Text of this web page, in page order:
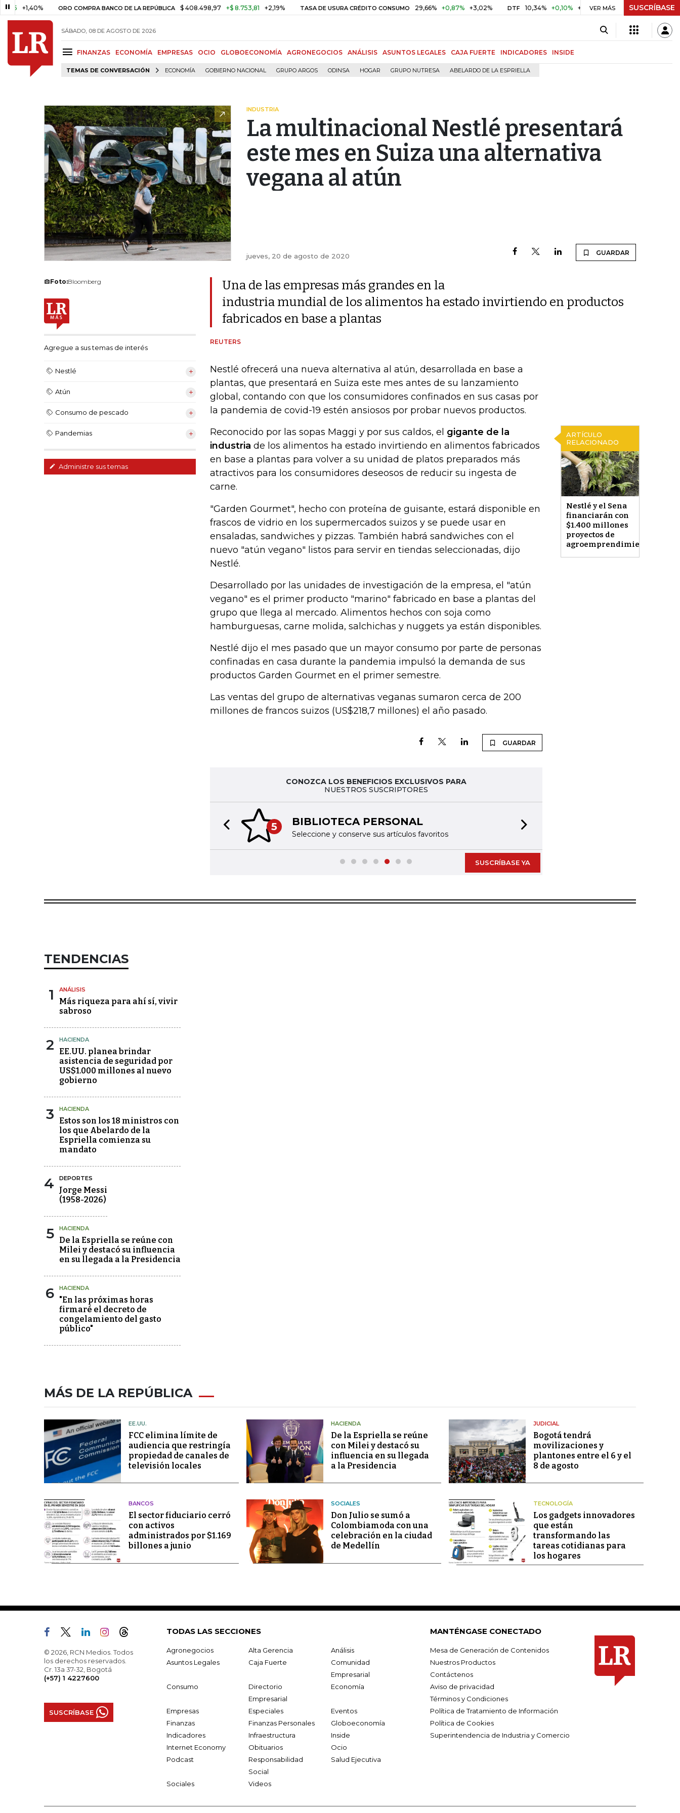
ORO COMPRA BANCO DE LA REPÚBLICA $ 408.498,97 +$ 8.753,81 +2,19% TASA DE USURA CRÉDITO CONSUMO 29,66% +0,87% +3,02% DTF 10,34% +0,10% +0,98% UVR $ 416,96 +$ 0,05
VER MÁS SUSCRÍBASE
SÁBADO, 08 DE AGOSTO DE 2026
FINANZAS ECONOMÍA EMPRESAS OCIO GLOBOECONOMÍA AGRONEGOCIOS ANÁLISIS ASUNTOS LEGALES CAJA FUERTE INDICADORES INSIDE
TEMAS DE CONVERSACIÓN ECONOMÍA GOBIERNO NACIONAL GRUPO ARGOS ODINSA HOGAR GRUPO NUTRESA ABELARDO DE LA ESPRIELLA
INDUSTRIA
La multinacional Nestlé presentará
este mes en Suiza una alternativa
vegana al atún
jueves, 20 de agosto de 2020 GUARDAR
Foto:Bloomberg
Agregue a sus temas de interés
Nestlé
Atún
Consumo de pescado
Pandemias
Administre sus temas
Una de las empresas más grandes en la
industria mundial de los alimentos ha estado invirtiendo en productos
fabricados en base a plantas
REUTERS
Nestlé ofrecerá una nueva alternativa al atún, desarrollada en base a
plantas, que presentará en Suiza este mes antes de su lanzamiento
global, contando con que los consumidores confinados en sus casas por
la pandemia de covid-19 estén ansiosos por probar nuevos productos.
ARTÍCULO
RELACIONADO
Nestlé y el Sena
financiarán con
$1.400 millones
proyectos de
agroemprendimiento
Reconocido por las sopas Maggi y por sus caldos, el gigante de la
industria de los alimentos ha estado invirtiendo en alimentos fabricados
en base a plantas para volver a su unidad de platos preparados más
atractivos para los consumidores deseosos de reducir su ingesta de
carne.
"Garden Gourmet", hecho con proteína de guisante, estará disponible en
frascos de vidrio en los supermercados suizos y se puede usar en
ensaladas, sandwiches y pizzas. También habrá sandwiches con el
nuevo "atún vegano" listos para servir en tiendas seleccionadas, dijo
Nestlé.
Desarrollado por las unidades de investigación de la empresa, el "atún
vegano" es el primer producto "marino" fabricado en base a plantas del
grupo que llega al mercado. Alimentos hechos con soja como
hamburguesas, carne molida, salchichas y nuggets ya están disponibles.
Nestlé dijo el mes pasado que un mayor consumo por parte de personas
confinadas en casa durante la pandemia impulsó la demanda de sus
productos Garden Gourmet en el primer semestre.
Las ventas del grupo de alternativas veganas sumaron cerca de 200
millones de francos suizos (US$218,7 millones) el año pasado.
GUARDAR
CONOZCA LOS BENEFICIOS EXCLUSIVOS PARA
NUESTROS SUSCRIPTORES
5 BIBLIOTECA PERSONAL
Seleccione y conserve sus artículos favoritos
Previous slide
SUSCRÍBASE YA
TENDENCIAS
1 ANÁLISIS
Más riqueza para ahí sí, vivir
sabroso
2 HACIENDA
EE.UU. planea brindar
asistencia de seguridad por
US$1.000 millones al nuevo
gobierno
3 HACIENDA
Estos son los 18 ministros con
los que Abelardo de la
Espriella comienza su
mandato
4 DEPORTES
Jorge Messi
(1958-2026)
5 HACIENDA
De la Espriella se reúne con
Milei y destacó su influencia
en su llegada a la Presidencia
6 HACIENDA
"En las próximas horas
firmaré el decreto de
congelamiento del gasto
público"
MÁS DE LA REPÚBLICA
EE.UU.
FCC elimina límite de
audiencia que restringía
propiedad de canales de
televisión locales
HACIENDA
De la Espriella se reúne
con Milei y destacó su
influencia en su llegada
a la Presidencia
JUDICIAL
Bogotá tendrá
movilizaciones y
plantones entre el 6 y el
8 de agosto
BANCOS
El sector fiduciario cerró
con activos
administrados por $1.169
billones a junio
SOCIALES
Don Julio se sumó a
Colombiamoda con una
celebración en la ciudad
de Medellín
TECNOLOGÍA
Los gadgets innovadores
que están
transformando las
tareas cotidianas para
los hogares
© 2026, RCN Medios. Todos
los derechos reservados.
Cr. 13a 37-32, Bogotá
(+57) 1 4227600
SUSCRÍBASE
TODAS LAS SECCIONES
Agronegocios Alta Gerencia
Análisis
Asuntos Legales
Caja Fuerte
Comunidad
Empresarial
Consumo
Directorio
Empresarial
Economía
Empresas Especiales
Eventos
Finanzas
Finanzas Personales
Globoeconomía
Indicadores
Infraestructura
Inside
Internet Economy
Obituarios
Ocio
Podcast
Responsabilidad
Social
Salud Ejecutiva
Sociales Videos
MANTÉNGASE CONECTADO
Mesa de Generación de Contenidos
Nuestros Productos
Contáctenos
Aviso de privacidad
Términos y Condiciones
Política de Tratamiento de Información
Política de Cookies
Superintendencia de Industria y Comercio